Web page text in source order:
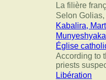
La filière
Selon
Kabalira,
Église
According to
priests
Libération